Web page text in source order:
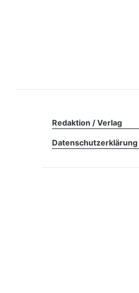
Redaktion / Verlag
Datenschutzerklärung